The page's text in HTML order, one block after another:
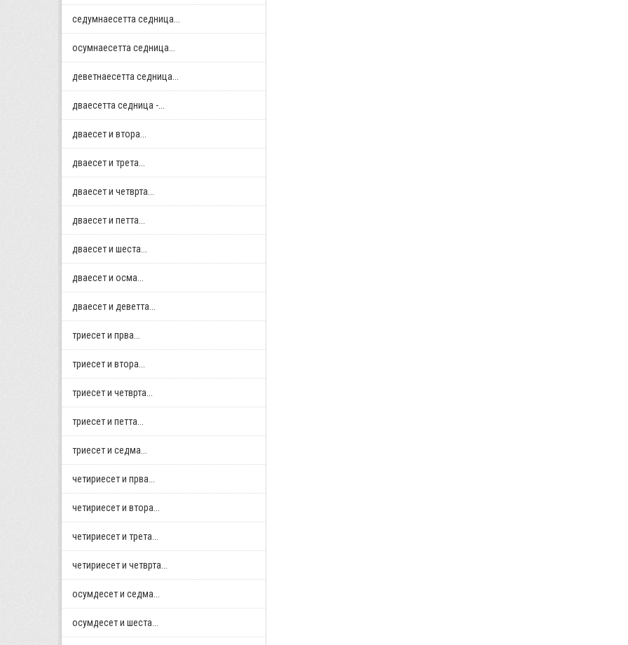
седумнаесетта седница...
осумнaесетта седница...
деветнаесетта седница...
дваесетта седница -...
дваесет и втора...
дваесет и трета...
дваесет и четврта...
дваесет и петта...
дваесет и шеста...
дваесет и осма...
дваесет и деветта...
триесет и прва...
триесет и втора...
триесет и четврта...
триесет и петта...
триесет и седма...
четириесет и прва...
четириесет и втора...
четириесет и трета...
четириесет и четврта...
осумдесет и седма...
осумдесет и шеста...